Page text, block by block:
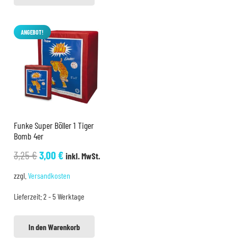
ANGEBOT!
Funke Super Böller 1 Tiger
Bomb 4er
3,25€Ursprünglicher
3,25 €
3,00€Aktueller
3,00 €.
inkl. MwSt.
zzgl. Versandkosten
Lieferzeit:2 - 5 Werktage
In den Warenkorb